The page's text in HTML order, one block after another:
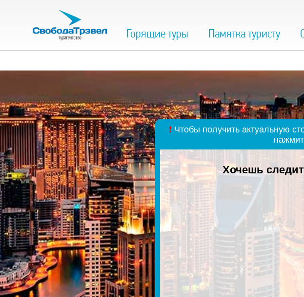
Горящие туры Памятка туристу
❗ Чтобы получить актуальную
Хочешь